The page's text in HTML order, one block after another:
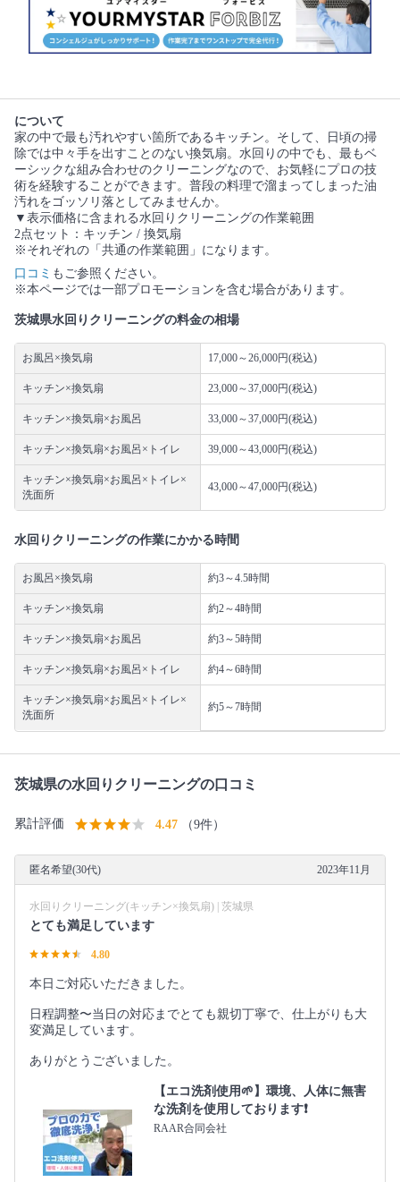
について
家の中で最も汚れやすい箇所であるキッチン。そして、日頃の掃
除では中々手を出すことのない換気扇。水回りの中でも、最もベ
ーシックな組み合わせのクリーニングなので、お気軽にプロの技
術を経験することができます。普段の料理で溜まってしまった油
汚れをゴッソリ落としてみませんか。
▼表示価格に含まれる水回りクリーニングの作業範囲
2点セット：キッチン / 換気扇
※それぞれの「共通の作業範囲」になります。
口コミ もご参照ください。
※本ページでは一部プロモーションを含む場合があります。
茨城県水回りクリーニングの料金の相場
お風呂×換気扇 17,000～26,000円(税込)
キッチン×換気扇 23,000～37,000円(税込)
キッチン×換気扇×お風呂 33,000～37,000円(税込)
キッチン×換気扇×お風呂×トイレ 39,000～43,000円(税込)
キッチン×換気扇×お風呂×トイレ×
洗面所
43,000～47,000円(税込)
水回りクリーニングの作業にかかる時間
お風呂×換気扇 約3～4.5時間
キッチン×換気扇 約2～4時間
キッチン×換気扇×お風呂 約3～5時間
キッチン×換気扇×お風呂×トイレ 約4～6時間
キッチン×換気扇×お風呂×トイレ×
洗面所
約5～7時間
茨城県の水回りクリーニングの口コミ
累計評価 4.47 （9件）
匿名希望(30代) 2023年11月
水回りクリーニング(キッチン×換気扇) | 茨城県
とても満足しています
4.80
本日ご対応いただきました。
日程調整〜当日の対応までとても親切丁寧で、仕上がりも大
変満足しています。
ありがとうございました。
【エコ洗剤使用🌱】環境、人体に無害
な洗剤を使用しております❗️
RAAR合同会社